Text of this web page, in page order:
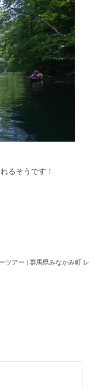
るそうです！
ツアー | 群馬県みなかみ町 レ